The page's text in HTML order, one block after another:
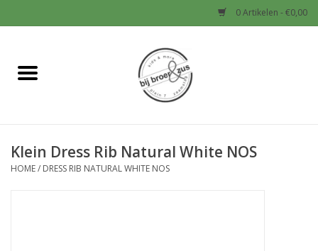
0 Artikelen - €0,00
Home
Baby
Klein Dress Rib Natural White NOS
HOME/ DRESS RIB NATURAL WHITE NOS